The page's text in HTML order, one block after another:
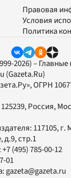
Правовая
Условия
Политика
2026) –
(Gazeta.Ru)
, ОГРН
Россия,
117105, г.
стр.1
+7 (495) 785-00-12
01
gazeta@gazeta.ru